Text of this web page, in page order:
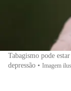
Tabagismo pode
depressão • Imagem